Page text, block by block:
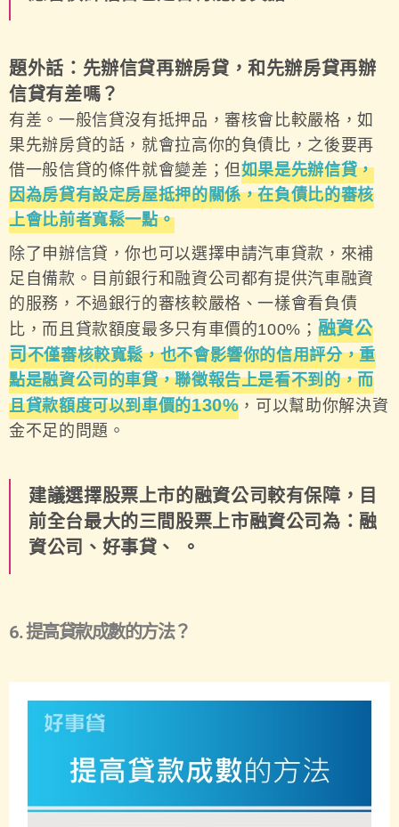
題外話：先辦信貸再辦房貸，和先辦房貸再辦
信貸有差嗎？
有差。一般信貸沒有抵押品，審核會比較嚴格，如
果先辦房貸的話，就會拉高你的負債比，之後要再
借一般信貸的條件就會變差；但如果是先辦信貸，
因為房貸有設定房屋抵押的關係，在負債比的審核
上會比前者寬鬆一點。
除了申辦信貸，你也可以選擇申請汽車貸款，來補
足自備款。目前銀行和融資公司都有提供汽車融資
的服務，不過銀行的審核較嚴格、一樣會看負債
比，而且貸款額度最多只有車價的100%； 融資公
司不僅審核較寬鬆，也不會影響你的信用評分，重
點是融資公司的車貸，聯徵報告上是看不到的，而
且貸款額度可以到車價的130% ，可以幫助你解決資
金不足的問題。
建議選擇股票上市的融資公司較有保障，目
前全台最大的三間股票上市融資公司為：融
資公司、好事貸、 。
6. 提高貸款成數的方法？